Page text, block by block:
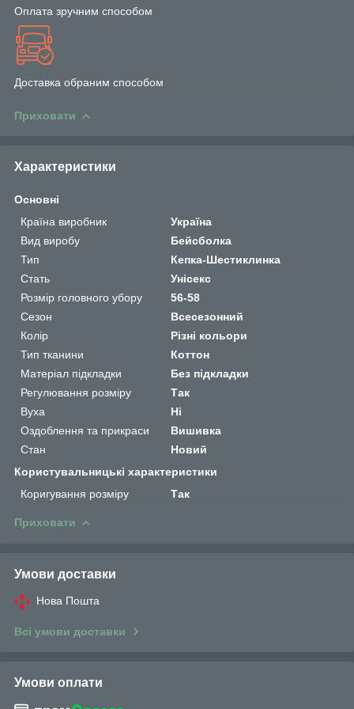
Оплата зручним способом
Доставка обраним способом
Приховати
Характеристики
Основні
Країна виробник
Україна
Вид виробу
Бейсболка
Тип
Кепка-Шестиклинка
Стать
Унісекс
Розмір головного убору
56-58
Сезон
Всесезонний
Колір
Різні кольори
Тип тканини
Коттон
Матеріал підкладки
Без підкладки
Регулювання розміру
Так
Вуха
Ні
Оздоблення та прикраси
Вишивка
Стан
Новий
Користувальницькі характеристики
Коригування розміру
Так
Приховати
Умови доставки
Нова Пошта
Всі умови доставки
Умови оплати